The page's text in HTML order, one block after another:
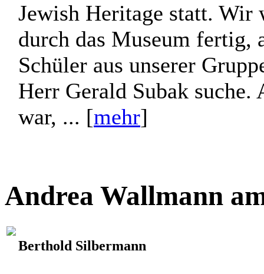
Jewish Heritage statt. Wir
durch das Museum fertig,
Schüler aus unserer
Herr Gerald Subak
war, ... [mehr]
Andrea Wallmann
Berthold Silbermann